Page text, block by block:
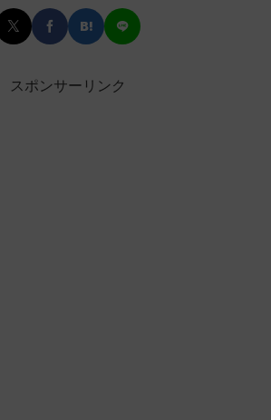
スポンサーリンク